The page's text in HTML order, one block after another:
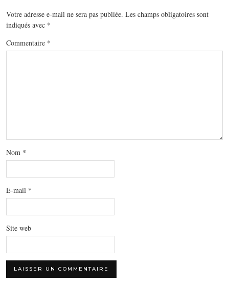
Votre adresse e-mail ne sera pas publiée. Les champs obligatoires sont
indiqués avec *
Commentaire *
Nom *
E-mail *
Site web